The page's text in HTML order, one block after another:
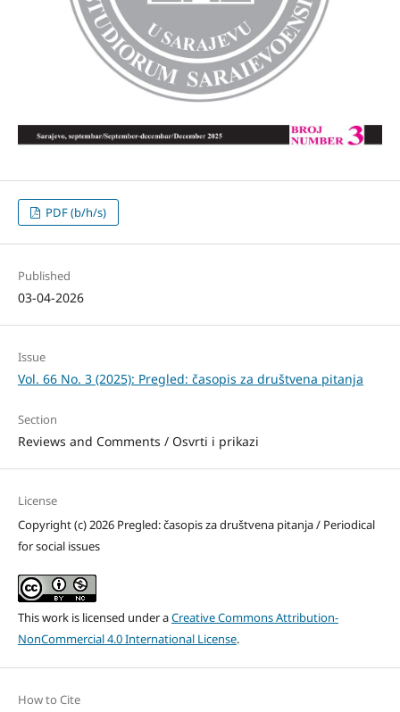
PDF (b/h/s)
Published
03-04-2026
Issue
Vol. 66 No. 3 (2025): Pregled: časopis za društvena pitanja
Section
Reviews and Comments / Osvrti i prikazi
License
Copyright (c) 2026 Pregled: časopis za društvena pitanja / Periodical
for social issues
This work is licensed under aCreative Commons Attribution-
NonCommercial 4.0 International License.
How to Cite